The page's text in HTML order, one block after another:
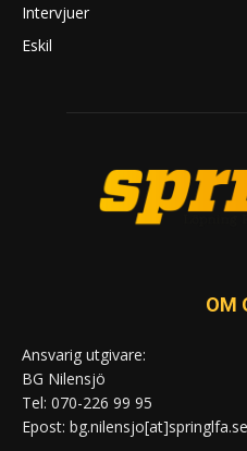
Intervjuer
Eskil
OM
Ansvarig utgivare:
BG Nilensjö
Tel: 070-226 99 95
Epost: bg.nilensjo[at]springlfa.se